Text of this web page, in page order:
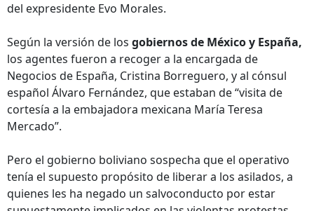
del expresidente Evo Morales.
Según la versión de los gobiernos de México y España,
los agentes fueron a recoger a la encargada de
Negocios de España, Cristina Borreguero, y al cónsul
español Álvaro Fernández, que estaban de “visita de
cortesía a la embajadora mexicana María Teresa
Mercado”.
Pero el gobierno boliviano sospecha que el operativo
tenía el supuesto propósito de liberar a los asilados, a
quienes les ha negado un salvoconducto por estar